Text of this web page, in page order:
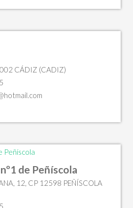
CÁDIZ (CADIZ)
de Peñíscola
12, CP 12598 PEÑÍSCOLA